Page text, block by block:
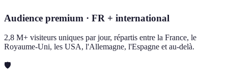
Audience premium · FR + international
2,8 M+ visiteurs uniques par jour, répartis entre la France, le
Royaume-Uni, les USA, l'Allemagne, l'Espagne et au-delà.
🛡️